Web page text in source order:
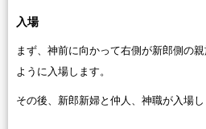
入場
まず、神前に向かって右側が新郎側の
ように入場します。
その後、新郎新婦と仲人、神職が入場し